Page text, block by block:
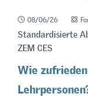
08/06/26
Standardisierte
ZEM CES
Wie